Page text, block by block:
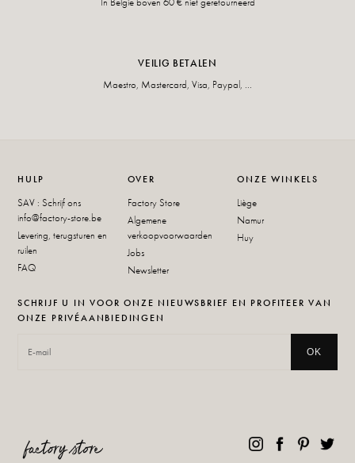
VEILIG BETALEN
Maestro, Mastercard, Visa, Paypal, ...
HULP
SAV : Schrijf ons
info@factory-store.be
Levering, terugsturen en
ruilen
FAQ
OVER
Factory Store
Algemene
verkoopvoorwaarden
Jobs
Newsletter
ONZE WINKELS
Liège
Namur
Huy
SCHRIJF U IN VOOR ONZE NIEUWSBRIEF EN PROFITEER VAN
ONZE PRIVÉAANBIEDINGEN
OK